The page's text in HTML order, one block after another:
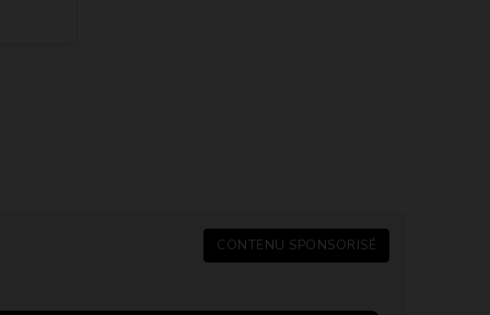
CONTENU SPONSORISÉ